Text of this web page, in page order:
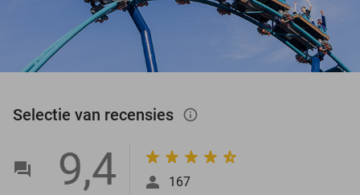
Selectie van recensies info_outlined
9,4 167